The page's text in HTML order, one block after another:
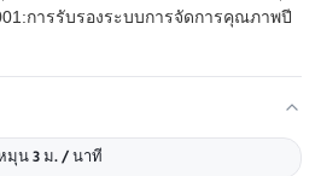
การรับรองระบบการจัดการคุณภาพปี
มุน 3 ม. / นาที